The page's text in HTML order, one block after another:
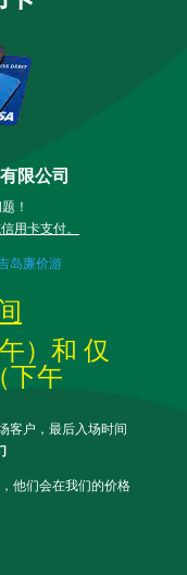
限公司
！
用卡支付。
岛廉价游
）和 仅
下午
客户，最后入场时间
他们会在我们的价格